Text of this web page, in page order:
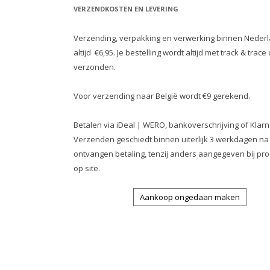
VERZENDKOSTEN EN LEVERING
Verzending, verpakking en verwerking binnen
altijd €6,95. Je bestelling wordt altijd met track & trace
verzonden.
Voor verzending naar België wordt €9 gerekend.
Betalen via iDeal | WERO, bankoverschrijving of
Verzenden geschiedt binnen uiterlijk 3 werkdagen na
ontvangen betaling, tenzij anders aangegeven bij
op site.
Aankoop ongedaan maken